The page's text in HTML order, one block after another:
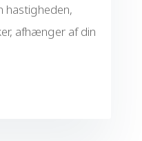
hastigheden,
afhænger af din